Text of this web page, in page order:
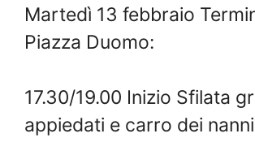
Martedì 13 febbraio
Piazza Duomo:
17.30/19.00 Inizio Sfilata
appiedati e carro dei